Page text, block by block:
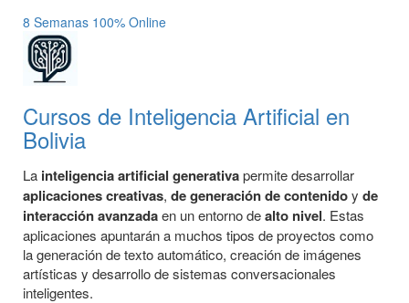
8 Semanas 100% Online
Cursos de Inteligencia Artificial en
Bolivia
La inteligencia artificial generativapermite desarrollar
aplicacionescreativas, de generación de contenidoy de
interacción avanzadaen un entorno dealto nivel. Estas
aplicaciones apuntarán a muchos tipos de proyectos como
la generación de texto automático, creación de imágenes
artísticas y desarrollo de sistemas conversacionales
inteligentes.